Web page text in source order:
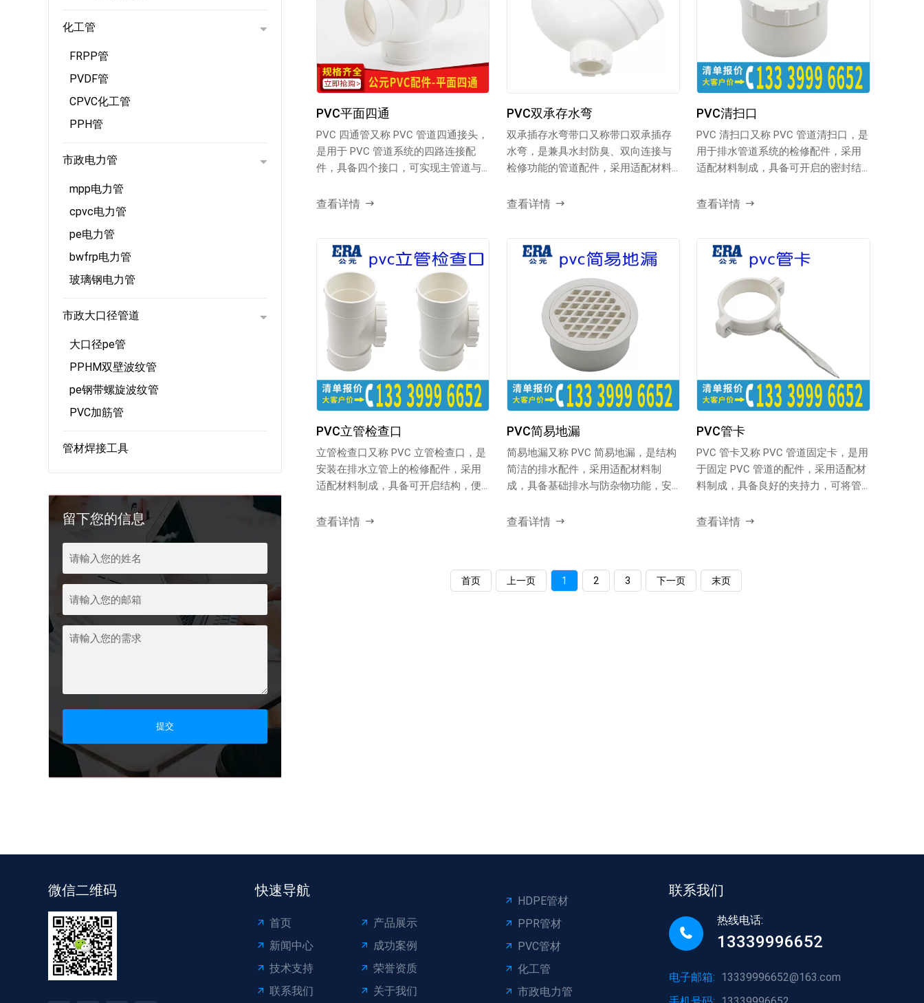
化工管
FRPP管
PVDF管
CPVC化工管
PPH管
市政电力管
mpp电力管
cpvc电力管
pe电力管
bwfrp电力管
玻璃钢电力管
市政大口径管道
大口径pe管
PPHM双壁波纹管
pe钢带螺旋波纹管
PVC加筋管
管材焊接工具
留下您的信息
提交
PVC平面四通
PVC 四通管又称 PVC 管道四通接头，
是用于 PVC 管道系统的四路连接配
件，具备四个接口，可实现主管道与
查看详情
PVC双承存水弯
双承插存水弯带口又称带口双承插存
水弯，是兼具水封防臭、双向连接与
检修功能的管道配件，采用适配材料
查看详情
PVC清扫口
PVC 清扫口又称 PVC 管道清扫口，是
用于排水管道系统的检修配件，采用
适配材料制成，具备可开启的密封结
查看详情
PVC立管检查口
立管检查口又称 PVC 立管检查口，是
安装在排水立管上的检修配件，采用
适配材料制成，具备可开启结构，便
查看详情
PVC简易地漏
简易地漏又称 PVC 简易地漏，是结构
简洁的排水配件，采用适配材料制
成，具备基础排水与防杂物功能，安
查看详情
PVC管卡
PVC 管卡又称 PVC 管道固定卡，是用
于固定 PVC 管道的配件，采用适配材
料制成，具备良好的夹持力，可将管
查看详情
首页 上一页 1 2 3 下一页 末页
微信二维码 快速导航
首页
产品展示
新闻中心
成功案例
技术支持
荣誉资质
联系我们
关于我们
HDPE管材
PPR管材
PVC管材
化工管
市政电力管
联系我们
热线电话:
13339996652
电子邮箱: 13339996652@163.com